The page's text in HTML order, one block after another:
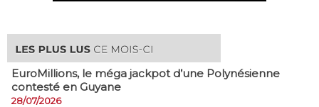
EuroMillions, ​le méga jackpot d’une Polynésienne
contesté en Guyane
28/07/2026